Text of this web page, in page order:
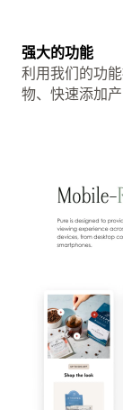
强大的功能
利用我们的功
物、快速添加